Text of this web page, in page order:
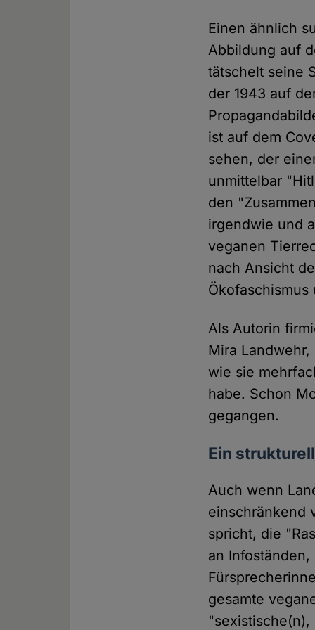
Einen ähnlich
Abbildung auf
tätschelt seine
der 1943 auf
ist auf dem
sehen, der
unmittelbar
den
irgendwie und
veganen
nach Ansicht
Als Autorin
Mira
wie sie
habe. Schon
gegangen.
Ein
Auch wenn
einschränkend
spricht, die
an
gesamte